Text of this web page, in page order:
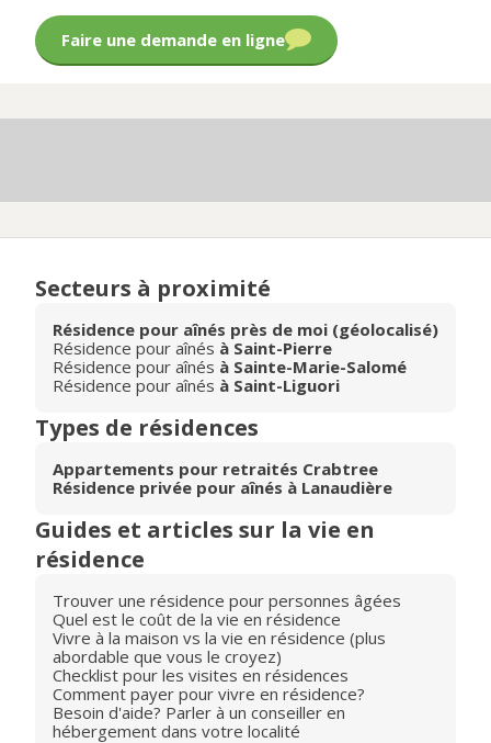
Faire une demande en ligne
Secteurs à proximité
Résidence pour aînés près de moi (géolocalisé)
Résidence pour aînés à Saint-Pierre
Résidence pour aînés à Sainte-Marie-Salomé
Résidence pour aînés à Saint-Liguori
Types de résidences
Appartements pour retraités Crabtree
Résidence privée pour aînés à Lanaudière
Guides et articles sur la vie en
résidence
Trouver une résidence pour personnes âgées
Quel est le coût de la vie en résidence
Vivre à la maison vs la vie en résidence (plus
abordable que vous le croyez)
Checklist pour les visites en résidences
Comment payer pour vivre en résidence?
Besoin d'aide? Parler à un conseiller en
hébergement dans votre localité